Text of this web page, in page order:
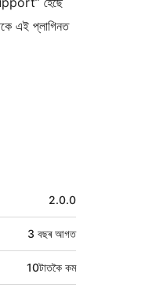
এই প্লাগিনত
2.0.0
3 বছৰআগত
10টাতকৈ কম